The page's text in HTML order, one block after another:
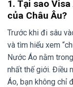
1. Tại sao
của Châu Âu?
Trước khi đi sâu
và tìm hiểu xem
Nước Áo nằm
nhất thế giới. Điều
Áo, bạn không chỉ